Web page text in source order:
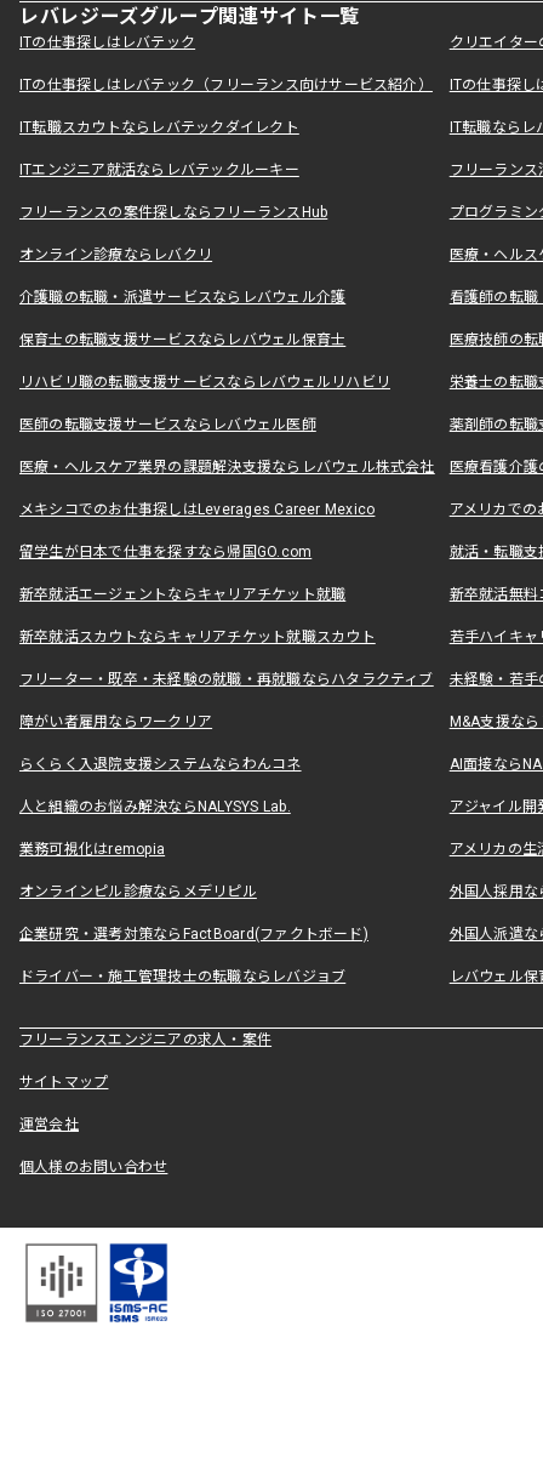
レバレジーズグループ関連サイト一覧
ITの仕事探しはレバテック クリエイタ
ITの仕事探しはレバテック（フリーランス向けサービス紹介） ITの仕事探
IT転職スカウトならレバテックダイレクト IT転職なら
ITエンジニア就活ならレバテックルーキー フリーラン
フリーランスの案件探しならフリーランスHub プログラミ
オンライン診療ならレバクリ 医療・ヘル
介護職の転職・派遣サービスならレバウェル介護 看護師の転
保育士の転職支援サービスならレバウェル保育士 医療技師の
リハビリ職の転職支援サービスならレバウェルリハビリ 栄養士の転
医師の転職支援サービスならレバウェル医師 薬剤師の転
医療・ヘルスケア業界の課題解決支援ならレバウェル株式会社 医療看護介
メキシコでのお仕事探しはLeverages Career Mexico アメリカで
留学生が日本で仕事を探すなら帰国GO.com 就活・転職
新卒就活エージェントならキャリアチケット就職 新卒就活無料
新卒就活スカウトならキャリアチケット就職スカウト 若手ハイキ
フリーター・既卒・未経験の就職・再就職ならハタラクティブ 未経験・若手
障がい者雇用ならワークリア M&A支援な
らくらく入退院支援システムならわんコネ AI面接なら
人と組織のお悩み解決ならNALYSYS Lab. アジャイル
業務可視化はremopia アメリカの
オンラインピル診療ならメデリピル 外国人採用
企業研究・選考対策ならFactBoard(ファクトボード) 外国人派遣な
ドライバー・施工管理技士の転職ならレバジョブ レバウェル
フリーランスエンジニアの求人・案件
サイトマップ
運営会社
個人様のお問い合わせ